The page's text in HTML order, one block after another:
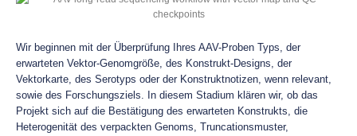
Wir beginnen mit der Überprüfung Ihres AAV-Proben Typs, der
erwarteten Vektor-Genomgröße, des Konstrukt-Designs, der
Vektorkarte, des Serotyps oder der Konstruktnotizen, wenn relevant,
sowie des Forschungsziels. In diesem Stadium klären wir, ob das
Projekt sich auf die Bestätigung des erwarteten Konstrukts, die
Heterogenität des verpackten Genoms, Truncationsmuster,